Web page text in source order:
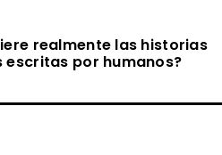
realmente las historias
escritas por humanos?